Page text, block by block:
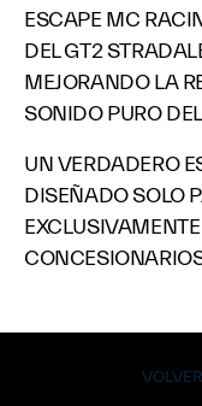
ESCAPE MC
DEL GT2
MEJORANDO LA
SONIDO PURO
UN VERDADERO
DISEÑADO SOLO